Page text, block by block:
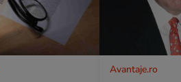
Avantaje.ro